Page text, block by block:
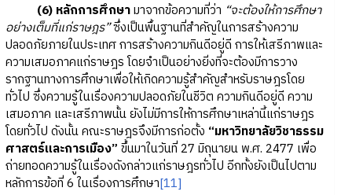
(6) หลักการศึกษามาจากข้อความที่ว่า “จะต้องให้การศึกษา
อย่างเต็มที่แก่ราษฎร”ซึ่งเป็นพื้นฐานที่สำคัญในการสร้างความ
ปลอดภัยภายในประเทศ การสร้างความกินดีอยู่ดี การให้เสรีภาพและ
ความเสมอภาคแก่ราษฎร โดยจำเป็นอย่างยิ่งที่จะต้องมีการวาง
รากฐานทางการศึกษาเพื่อให้เกิดความรู้สำคัญสำหรับราษฎรโดย
ทั่วไป ซึ่งความรู้ในเรื่องความปลอดภัยในชีวิต ความกินดีอยู่ดี ความ
เสมอภาค และเสรีภาพนั้น ยังไม่มีการให้การศึกษาเหล่านี้แก่ราษฎร
โดยทั่วไป ดังนั้น คณะราษฎรจึงมีการก่อตั้ง “มหาวิทยาลัยวิชาธรรม
ศาสตร์และการเมือง” ขึ้นมาในวันที่ 27 มิถุนายน พ.ศ. 2477 เพื่อ
ถ่ายทอดความรู้ในเรื่องดังกล่าวแก่ราษฎรทั่วไป อีกทั้งยังเป็นไปตาม
หลักการข้อที่ 6 ในเรื่องการศึกษา[11]